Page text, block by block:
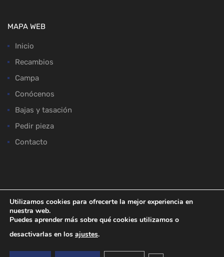
MAPA WEB
Inicio
Recambios
Campa
Conócenos
Bajas y tasación
Pedir pieza
Contacto
Utilizamos cookies para ofrecerte la mejor experiencia en
nuestra web.
Puedes aprender más sobre qué cookies utilizamos o
desactivarlas en los ajustes.